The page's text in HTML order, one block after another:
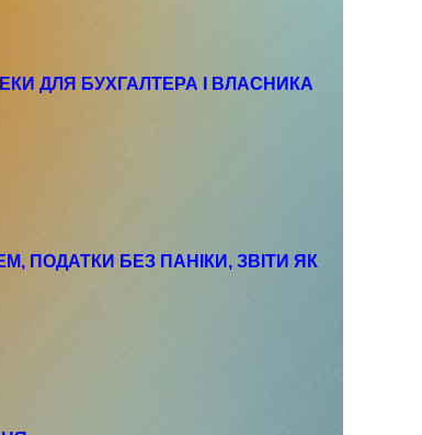
ДЛЯ БУХГАЛТЕРА І ВЛАСНИКА
ПОДАТКИ БЕЗ ПАНІКИ, ЗВІТИ ЯК